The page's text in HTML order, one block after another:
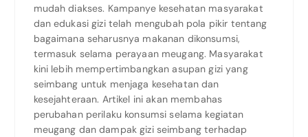
mudah diakses. Kampanye kesehatan masyarakat
dan edukasi gizi telah mengubah pola pikir tentang
bagaimana seharusnya makanan dikonsumsi,
termasuk selama perayaan meugang. Masyarakat
kini lebih mempertimbangkan asupan gizi yang
seimbang untuk menjaga kesehatan dan
kesejahteraan. Artikel ini akan membahas
perubahan perilaku konsumsi selama kegiatan
meugang dan dampak gizi seimbang terhadap